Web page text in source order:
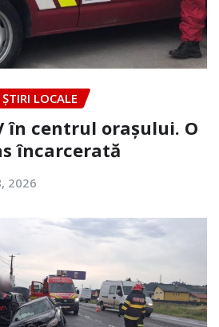
ȘTIRI LOCALE
în centrul orașului. O
încarcerată
2026